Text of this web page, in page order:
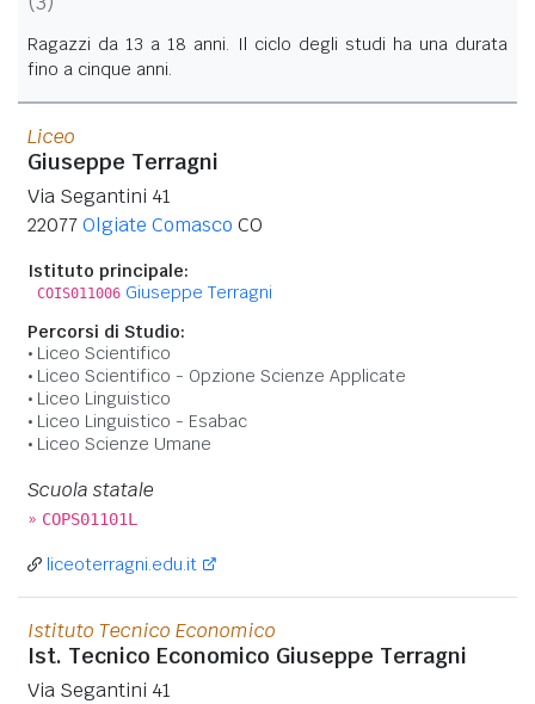
Ragazzi da 13 a 18 anni. Il ciclo degli studi ha una durata
fino a cinque anni.
Liceo
Giuseppe Terragni
Via Segantini 41
22077Olgiate Comasco CO
Istituto principale:
COIS011006 Giuseppe Terragni
Percorsi di Studio:
Liceo Scientifico
Liceo Scientifico - Opzione Scienze Applicate
Liceo Linguistico
Liceo Linguistico - Esabac
Liceo Scienze Umane
Scuola statale
» COPS01101L
liceoterragni.edu.it
Istituto Tecnico Economico
Ist. Tecnico Economico Giuseppe Terragni
Via Segantini 41